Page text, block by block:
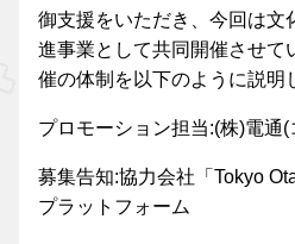
御支援をいただき、今回は文
進事業として共同開催させて
催の体制を以下のように説明
プロモーション担当:(株)電通
募集告知:協力会社「Tokyo
プラットフォーム